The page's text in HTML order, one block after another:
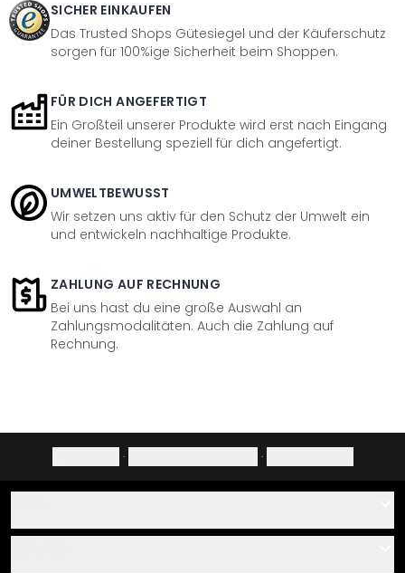
SICHER EINKAUFEN
Das Trusted Shops Gütesiegel und der Käuferschutz
sorgen für 100%ige Sicherheit beim Shoppen.
FÜR DICH ANGEFERTIGT
Ein Großteil unserer Produkte wird erst nach Eingang
deiner Bestellung speziell für dich angefertigt.
UMWELTBEWUSST
Wir setzen uns aktiv für den Schutz der Umwelt ein
und entwickeln nachhaltige Produkte.
ZAHLUNG AUF RECHNUNG
Bei uns hast du eine große Auswahl an
Zahlungsmodalitäten. Auch die Zahlung auf
Rechnung.
· ·